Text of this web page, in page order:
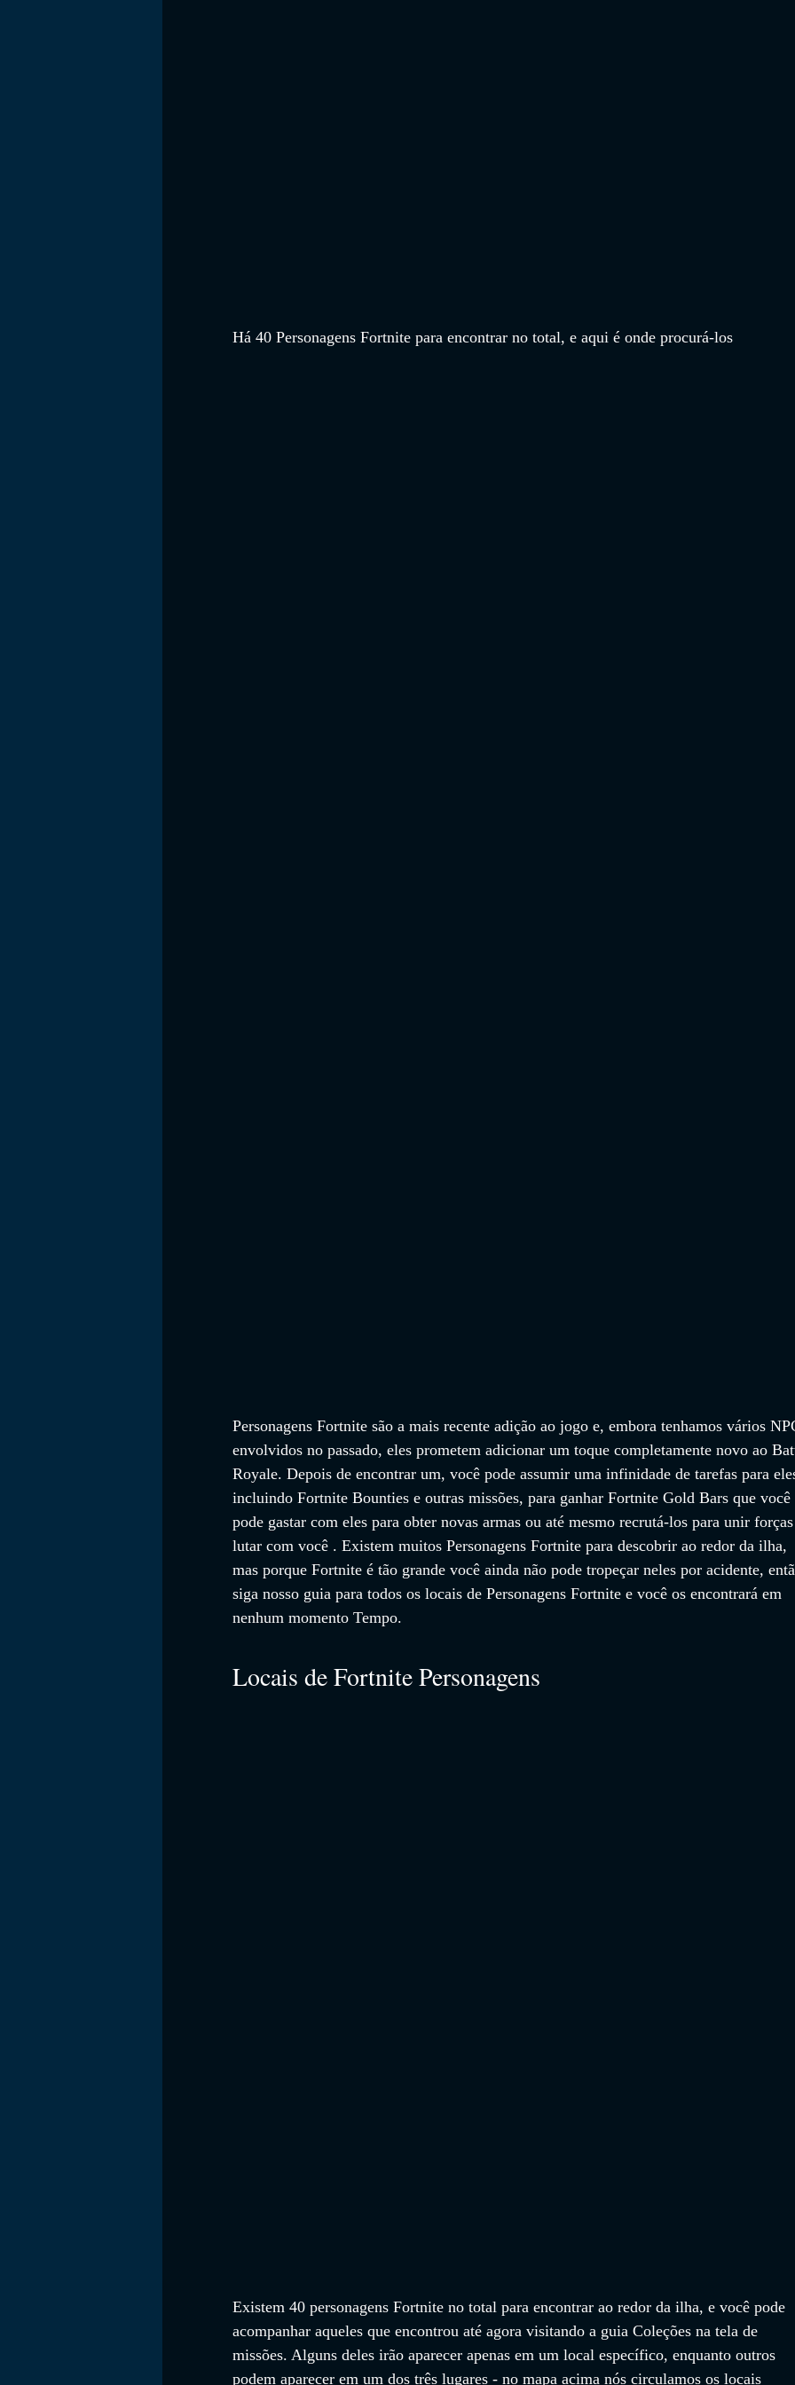
Há 40 Personagens Fortnite para encontrar no total, e aqui é onde procurá-los
Personagens Fortnite são a mais recente adição ao jogo e, embora tenhamos vários
envolvidos no passado, eles prometem adicionar um toque completamente novo ao
Royale. Depois de encontrar um, você pode assumir uma infinidade de tarefas para
incluindo Fortnite Bounties e outras missões, para ganhar Fortnite Gold Bars que você
pode gastar com eles para obter novas armas ou até mesmo recrutá-los para unir
lutar com você . Existem muitos Personagens Fortnite para descobrir ao redor da ilha,
mas porque Fortnite é tão grande você ainda não pode tropeçar neles por acidente,
siga nosso guia para todos os locais de Personagens Fortnite e você os encontrará em
nenhum momento Tempo.
Locais de Fortnite Personagens
Existem 40 personagens Fortnite no total para encontrar ao redor da ilha, e você pode
acompanhar aqueles que encontrou até agora visitando a guia Coleções na tela de
missões. Alguns deles irão aparecer apenas em um local específico, enquanto outros
podem aparecer em um dos três lugares - no mapa acima nós circulamos os locais